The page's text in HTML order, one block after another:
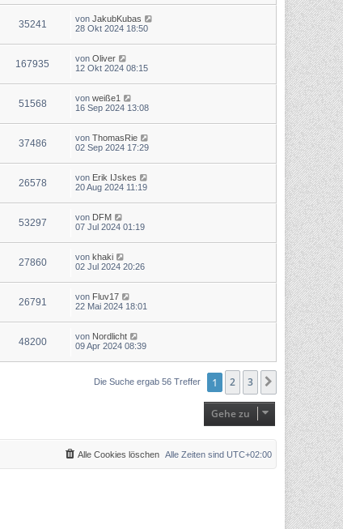
35241 von JakubKubas
28 Okt 2024 18:50
167935 von Oliver
12 Okt 2024 08:15
51568 von weiße1
16 Sep 2024 13:08
37486 von ThomasRie
02 Sep 2024 17:29
26578 von Erik IJskes
20 Aug 2024 11:19
53297 von DFM
07 Jul 2024 01:19
27860 von khaki
02 Jul 2024 20:26
26791 von Fluv17
22 Mai 2024 18:01
48200 von Nordlicht
09 Apr 2024 08:39
Die Suche ergab 56 Treffer 1 2 3 Nächste
Gehe zu
Alle Zeiten sind UTC+02:00
Alle Cookies löschen